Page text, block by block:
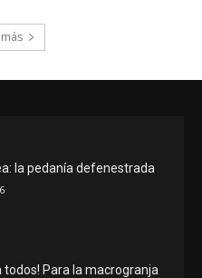
la pedanía defenestrada
todos! Para la macrogranja